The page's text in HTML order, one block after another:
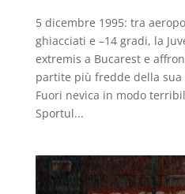
5 dicembre 1995: tra
ghiacciati e –14 gradi, la
extremis a Bucarest e
partite più fredde della sua
Fuori nevica in modo
Sportul...